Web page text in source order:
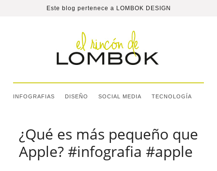
Este blog pertenece a LOMBOK DESIGN
INFOGRAFIAS DISEÑO SOCIAL MEDIA TECNOLOGÍA
¿Qué es más pequeño que
Apple? #infografia #apple